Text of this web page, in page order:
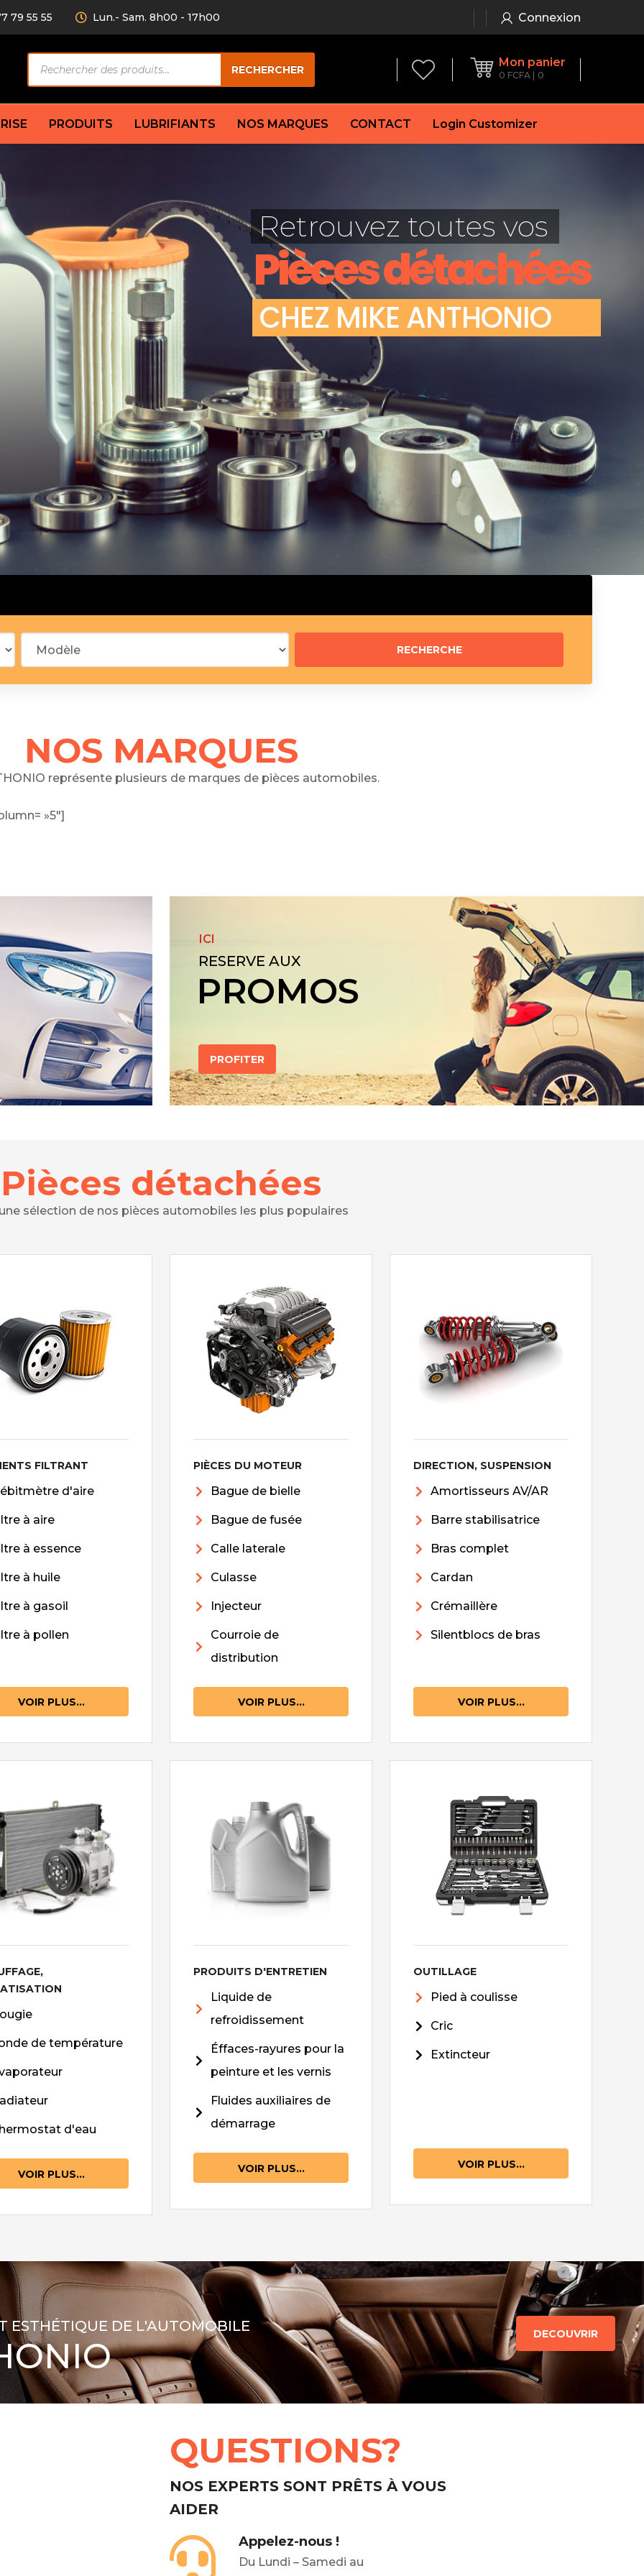
79 55 55 Lun.- Sam. 8h00 - 17h00 Connexion
de
produits
RECHERCHER
Mon panier
0 FCFA 0
AV/AR
amortisseur
Compresseur
Condenseur
Électrovanne
Évaporateur
Mano
Thermostat d’eau
Sonde de température
Garniture
Flexible de frein
Huile de frein
Mâchoires de frein
Jeu de plaquettes de frein
Démarreur
Feu arrière
principal
fusée
distribution
Débitmètre d’aire
Filtre à aire
Filtre à essence
Filtre à huile
Filtre à gasoil
Silencieux arrière
Silencieux central
Butée élastique de silencieux
Raccord de tuyau d’échappement
PRODUITS LUBRIFIANTS NOS MARQUES CONTACT Login Customizer
Pièces détachées
CHEZ MIKEANTHONIO
Retrouvez toutes vos
NOS MARQUES
représente plusieurs de marques de pièces automobiles.
»5″]
ICI
RESERVE AUX
PROMOS
PROFITER
Pièces détachées
sélection de nos pièces automobiles les plus populaires
FILTRANT
d'aire
à aire
à essence
à huile
à gasoil
à pollen
VOIR PLUS...
PIÈCES DU MOTEUR
Bague de bielle
Bague de fusée
Calle laterale
Culasse
Injecteur
Courroie de
distribution
VOIR PLUS...
DIRECTION, SUSPENSION
Amortisseurs AV/AR
Barre stabilisatrice
Bras complet
Cardan
Crémaillère
Silentblocs de bras
VOIR PLUS...
de température
d'eau
VOIR PLUS...
PRODUITS D'ENTRETIEN
Liquide de
refroidissement
Éffaces-rayures pour la
peinture et les vernis
Fluides auxiliaires de
démarrage
VOIR PLUS...
OUTILLAGE
Pied à coulisse
Cric
Extincteur
VOIR PLUS...
ESTHÉTIQUE DE L'AUTOMOBILE DECOUVRIR
QUESTIONS?
NOS EXPERTS SONT PRÊTS À VOUS
AIDER
Appelez-nous !
Du Lundi – Samedi au